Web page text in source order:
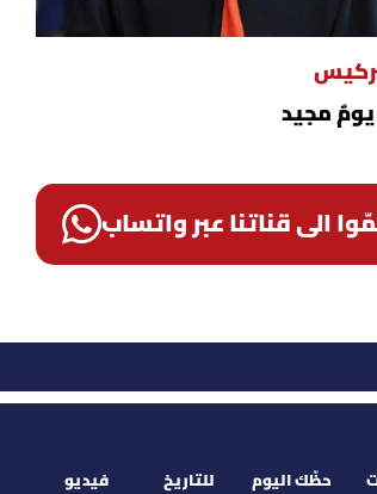
الى قناتنا عبر واتساب
حظّك اليوم للتاريخ فيديو